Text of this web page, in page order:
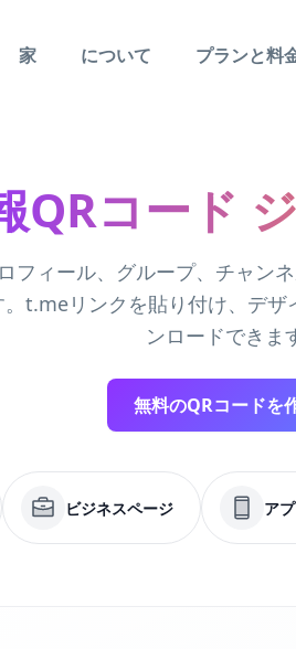
家
について プランと料
QRコード
フィール、グループ、チャン
。t.meリンクを貼り付け、デ
ンロードできま
無料のQRコードを
ビジネスページ ア